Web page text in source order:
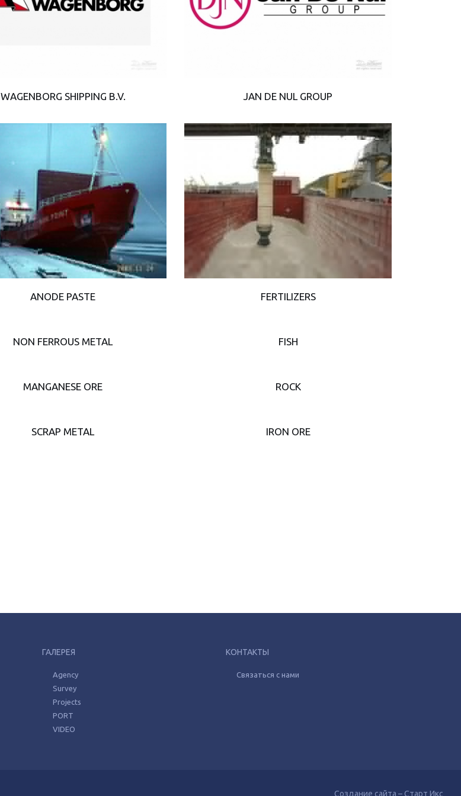
WAGENBORG SHIPPING B.V. JAN DE NUL GROUP
ANODE PASTE FERTILIZERS
NON FERROUS METAL FISH
MANGANESE ORE ROCK
SCRAP METAL IRON ORE
ГАЛЕРЕЯ
Agency
Survey
Projects
PORT
VIDEO
КОНТАКТЫ
Связаться с нами
Создание сайта – Старт Икс